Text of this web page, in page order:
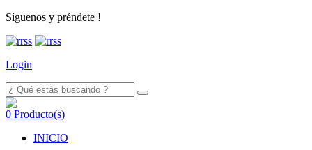
Síguenos y préndete !
Login
0 Producto(s)
INICIO